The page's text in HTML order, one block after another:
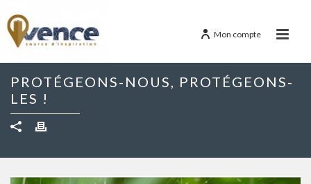
Mon compte
PROTÉGEONS-NOUS, PROTÉGEONS-
LES !